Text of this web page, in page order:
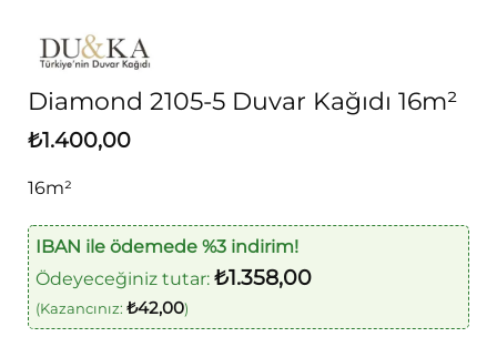
Diamond 2105-5 Duvar Kağıdı 16m²
₺1.400,00
16m²
IBAN ile ödemede %3 indirim!
Ödeyeceğiniz tutar: ₺1.358,00
(Kazancınız: ₺42,00)